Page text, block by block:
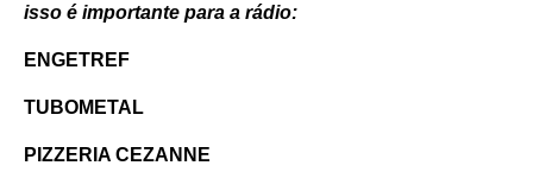
isso é importante para a rádio:
ENGETREF
TUBOMETAL
PIZZERIA CEZANNE